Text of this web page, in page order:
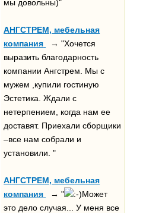
мы довольны)"
АНГСТРЕМ, мебельная
компания
→ "Хочется
выразить благодарность
компании Ангстрем. Мы с
мужем ,купили гостиную
Эстетика. Ждали с
нетерпением, когда нам ее
доставят. Приехали сборщики
–все нам собрали и
установили. "
АНГСТРЕМ, мебельная
компания
→ "
Может
это дело случая... У меня все